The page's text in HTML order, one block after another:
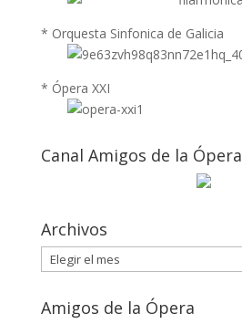
* Orquesta Sinfonica de Galicia
* Ópera XXI
Canal Amigos de la Ópera
Archivos
Archivos
Amigos de la Ópera